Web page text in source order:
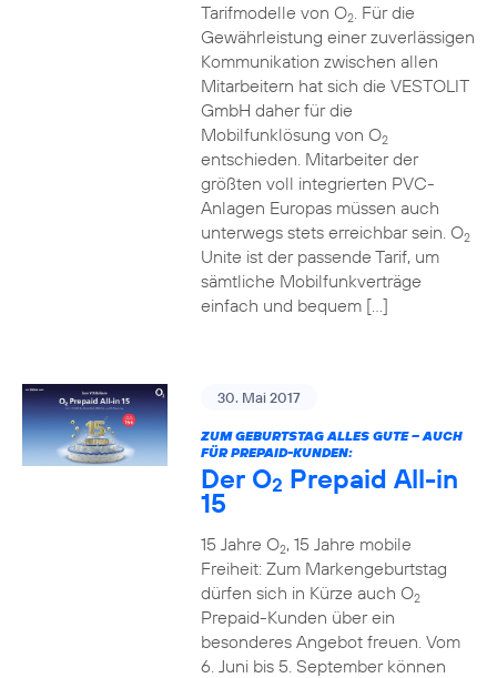
Tarifmodelle von O2. Für die
Gewährleistung einer zuverlässigen
Kommunikation zwischen allen
Mitarbeitern hat sich die VESTOLIT
GmbH daher für die
Mobilfunklösung von O2
entschieden. Mitarbeiter der
größten voll integrierten PVC-
Anlagen Europas müssen auch
unterwegs stets erreichbar sein. O2
Unite ist der passende Tarif, um
sämtliche Mobilfunkverträge
einfach und bequem […]
30. Mai 2017
ZUM GEBURTSTAG ALLES GUTE – AUCH
FÜR PREPAID-KUNDEN:
Der O2 Prepaid All-in
15
15 Jahre O2, 15 Jahre mobile
Freiheit: Zum Markengeburtstag
dürfen sich in Kürze auch O2
Prepaid-Kunden über ein
besonderes Angebot freuen. Vom
6. Juni bis 5. September können